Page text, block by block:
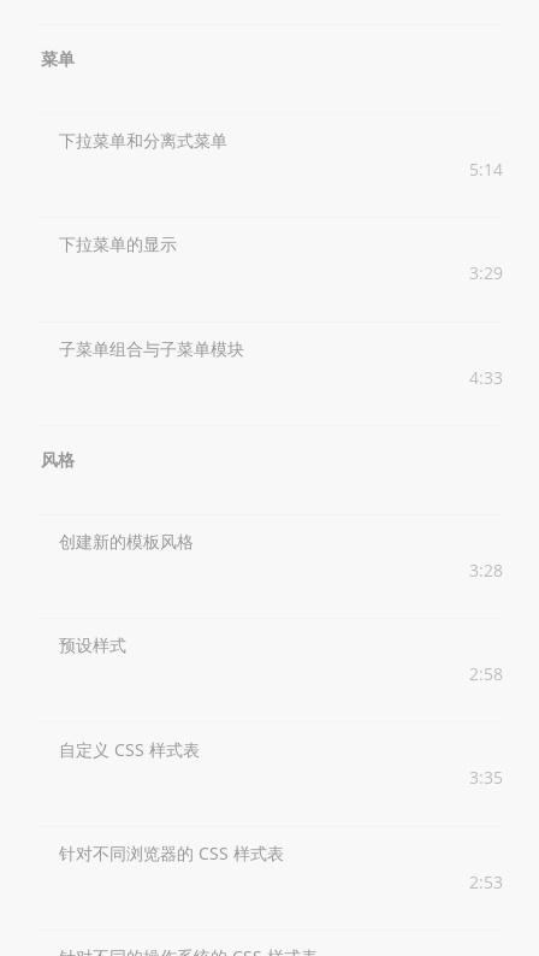
菜单
下拉菜单和分离式菜单
5:14
下拉菜单的显示
3:29
子菜单组合与子菜单模块
4:33
风格
创建新的模板风格
3:28
预设样式
2:58
自定义 CSS 样式表
3:35
针对不同浏览器的 CSS 样式表
2:53